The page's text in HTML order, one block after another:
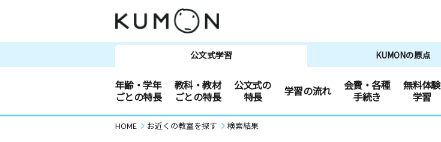
公文式学習 KUMONの原点
年齢・学年
ごとの特長
教科・教材
ごとの特長
公文式の
特長
学習の流れ
会費・各種
手続き
無料体験
学習
HOME お近くの教室を探す 検索結果